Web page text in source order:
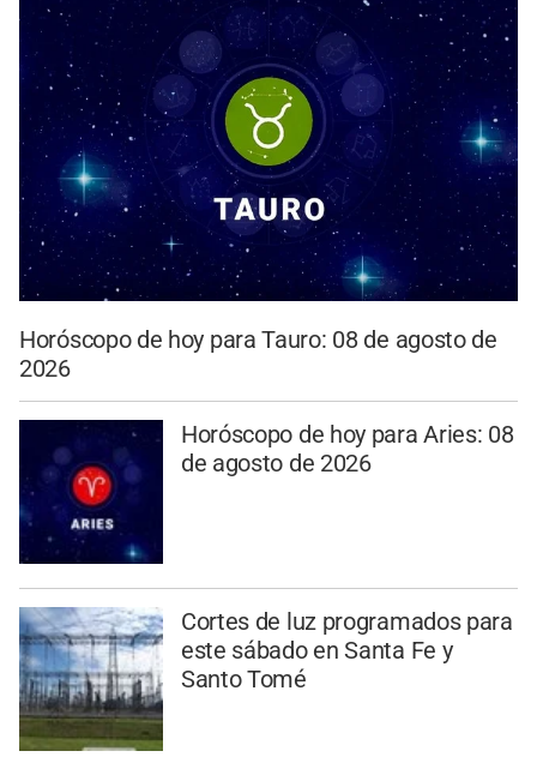
Horóscopo de hoy para Tauro: 08 de agosto de
2026
Horóscopo de hoy para Aries: 08
de agosto de 2026
Cortes de luz programados para
este sábado en Santa Fe y
Santo Tomé